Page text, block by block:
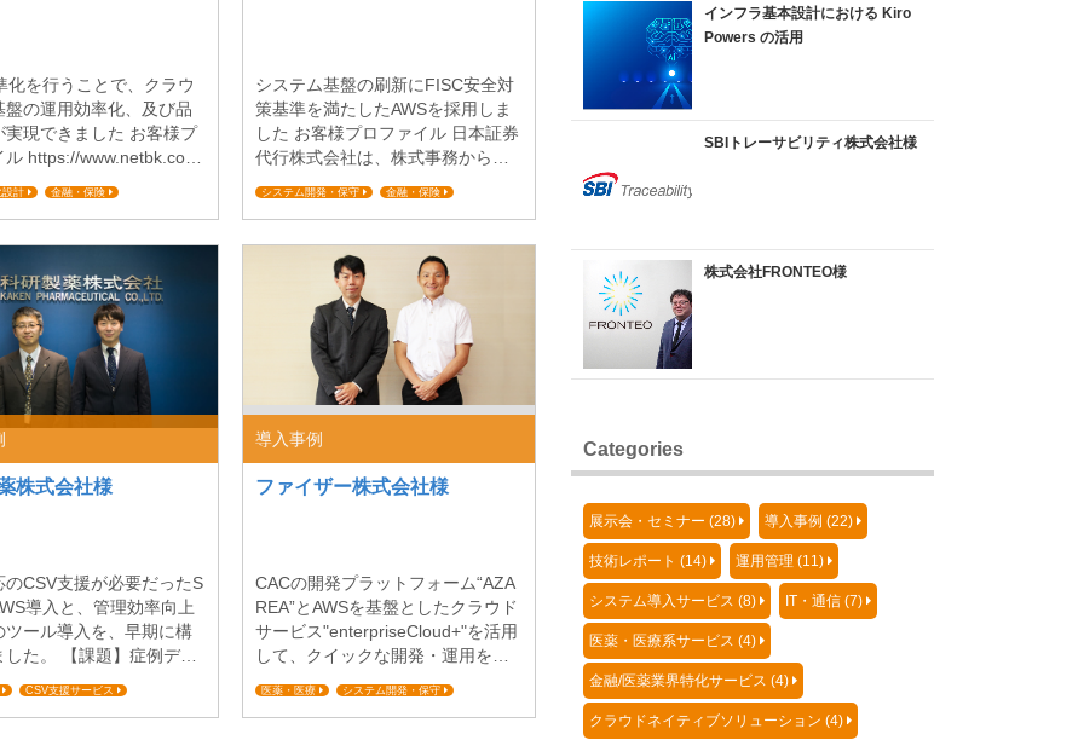
化を行うことで、クラウ
盤の運用効率化、及び品
実現できました お客様プ
ル https://www.netbk.co.j
実に業容を拡大し、現在
国屈指のインターネット
に成長しています。ITを
イノベーションによって
ビスを変革し、社会をよ
便利なものに変...
設計
金融・保険
システム基盤の刷新にFISC安全対
策基準を満たしたAWSを採用しま
した お客様プロファイル 日本証券
代行株式会社は、株式事務から株
かる口座管理機関業務、そして投
資信託のドキュメント類の管理業
務などを展開し1950年の創業以来
70年近くにわたり、お客様本位を
第一に正確、迅速、安定した付加
価値のあるサービスをご提供する
ことによって、高いご評価をいた
システム開発・保守
金融・保険
株式会社様
のCSV支援が必要だったS
導入と、管理効率向上
ツール導入を、早期に構
た。 【課題】症例デー
CSV支援サービス
導入事例
ファイザー株式会社様
CACの開発プラットフォーム“AZA
REA”とAWSを基盤としたクラウド
サービス"enterpriseCloud+"を活用
して、クイックな開発・運用を実
医薬・医療
システム開発・保守
インフラ基本設計における Kiro
Powers の活用
SBIトレーサビリティ株式会社様
株式会社FRONTEO様
Categories
展示会・セミナー (28) 導入事例 (22)
技術レポート (14) 運用管理 (11)
システム導入サービス (8) IT・通信 (7)
医薬・医療系サービス (4)
金融/医薬業界特化サービス (4)
クラウドネイティブソリューション (4)